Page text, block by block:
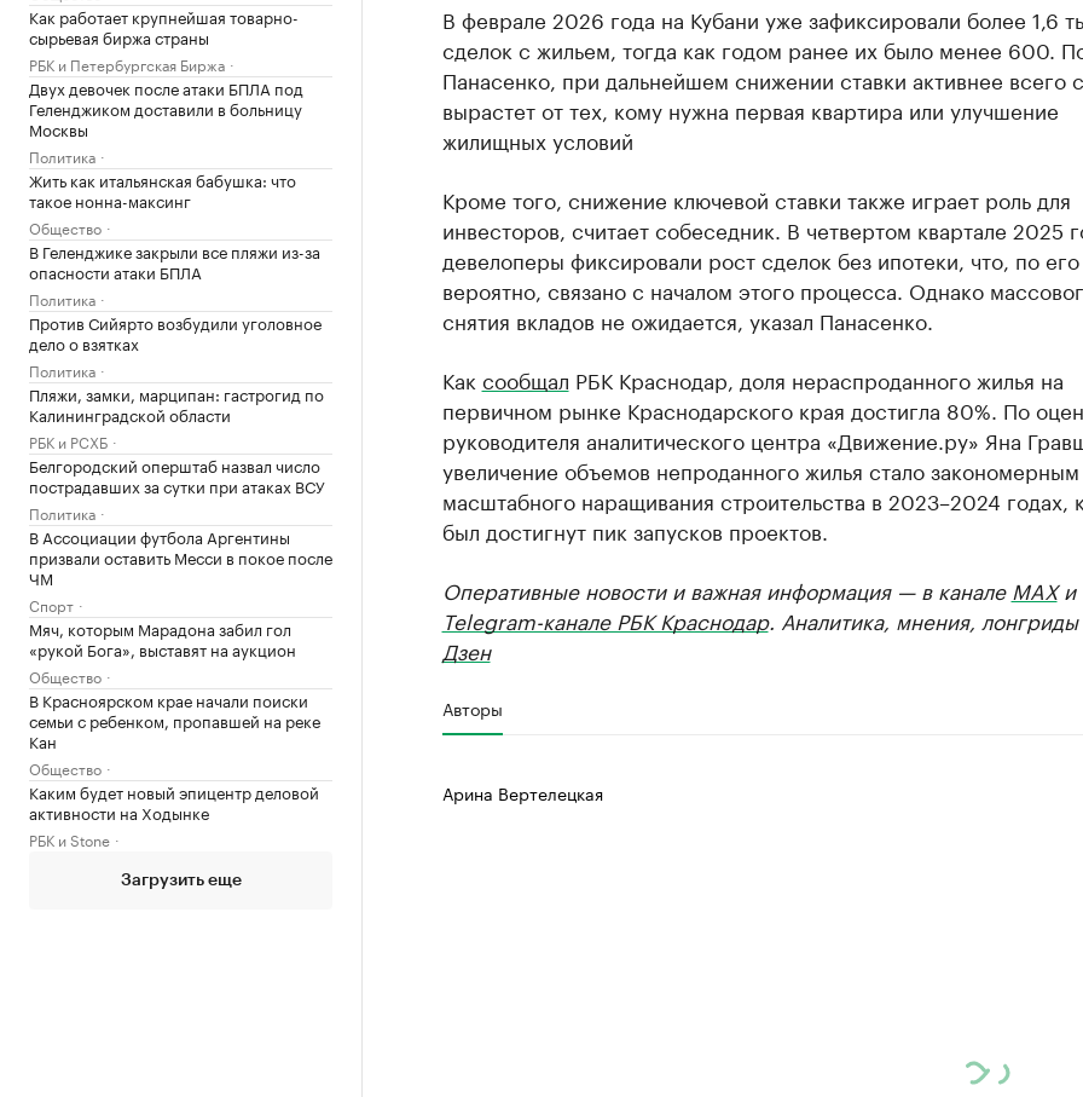
Как работает крупнейшая товарно-
сырьевая биржа страны
РБК и Петербургская Биржа
Двух девочек после атаки БПЛА под
Геленджиком доставили в больницу
Москвы
Политика
Жить как итальянская бабушка: что
такое нонна-максинг
Общество
В Геленджике закрыли все пляжи из-за
опасности атаки БПЛА
Политика
Против Сийярто возбудили уголовное
дело о взятках
Политика
Пляжи, замки, марципан: гастрогид по
Калининградской области
РБК и РСХБ
Белгородский оперштаб назвал число
пострадавших за сутки при атаках ВСУ
Политика
В Ассоциации футбола Аргентины
призвали оставить Месси в покое после
ЧМ
Спорт
Мяч, которым Марадона забил гол
«рукой Бога», выставят на аукцион
Общество
В Красноярском крае начали поиски
семьи с ребенком, пропавшей на реке
Кан
Общество
Каким будет новый эпицентр деловой
активности на Ходынке
РБК и Stone
Загрузить еще
В феврале 2026 года на Кубани уже зафиксировали более 1,6
сделок с жильем, тогда как годом ранее их было менее 600.
Панасенко, при дальнейшем снижении ставки активнее всего
вырастет от тех, кому нужна первая квартира или улучшение
жилищных условий
Кроме того, снижение ключевой ставки также играет роль для
инвесторов, считает собеседник. В четвертом квартале 2025
девелоперы фиксировали рост сделок без ипотеки, что, по его
вероятно, связано с началом этого процесса. Однако
снятия вкладов не ожидается, указал Панасенко.
Как сообщал РБК Краснодар, доля нераспроданного жилья на
первичном рынке Краснодарского края достигла 80%. По
руководителя аналитического центра «Движение.ру» Яна
увеличение объемов непроданного жилья стало
масштабного наращивания строительства в 2023–2024 годах,
был достигнут пик запусков проектов.
Оперативные новости и важная информация — в канале MAXи
Telegram-канале РБК Краснодар. Аналитика, мнения,
Дзен
Авторы
Арина Вертелецкая